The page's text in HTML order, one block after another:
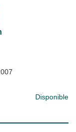
Disponible